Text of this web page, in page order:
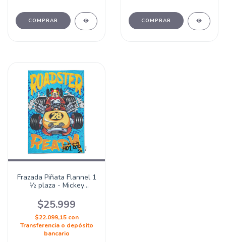
Frazada Piñata Flannel 1
½ plaza - Mickey
$25.999
$22.099,15 con
Transferencia o depósito
bancario